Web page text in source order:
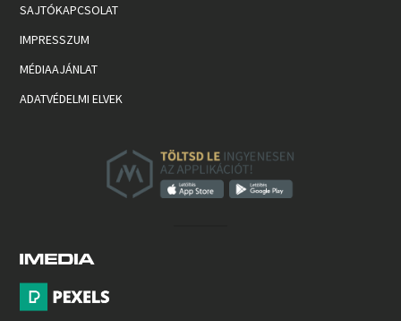
SAJTÓKAPCSOLAT
IMPRESSZUM
MÉDIAAJÁNLAT
ADATVÉDELMI ELVEK